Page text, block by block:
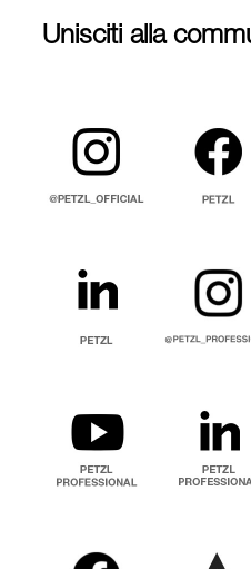
Unisciti alla